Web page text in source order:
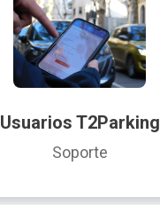
Usuarios T2Parking
Soporte